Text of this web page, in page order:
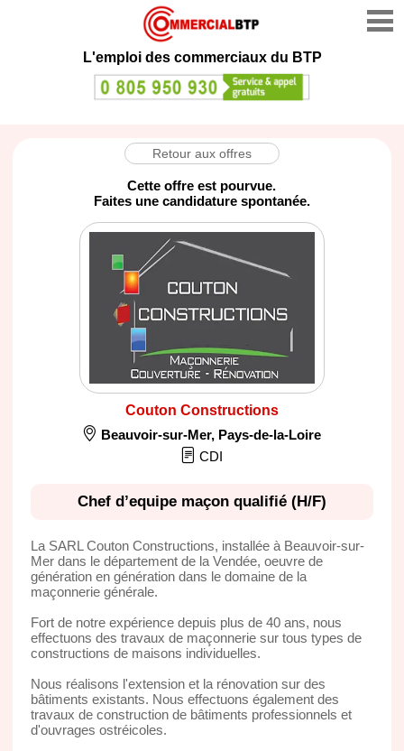
L'emploi des commerciaux du BTP
Retour aux offres
Cette offre est pourvue.
Faites une candidature spontanée.
Couton Constructions
Beauvoir-sur-Mer, Pays-de-la-Loire
CDI
Chef d’equipe maçon qualifié (H/F)
La SARL Couton Constructions, installée à Beauvoir-sur-
Mer dans le département de la Vendée, oeuvre de
génération en génération dans le domaine de la
maçonnerie générale.
Fort de notre expérience depuis plus de 40 ans, nous
effectuons des travaux de maçonnerie sur tous types de
constructions de maisons individuelles.
Nous réalisons l'extension et la rénovation sur des
bâtiments existants. Nous effectuons également des
travaux de construction de bâtiments professionnels et
d'ouvrages ostréicoles.